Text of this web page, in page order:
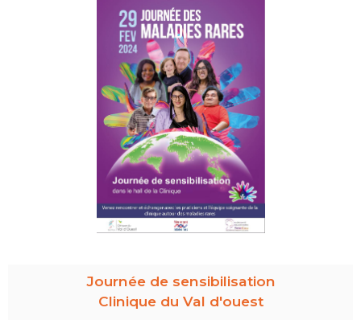
Journée de sensibilisation
Clinique du Val d'ouest